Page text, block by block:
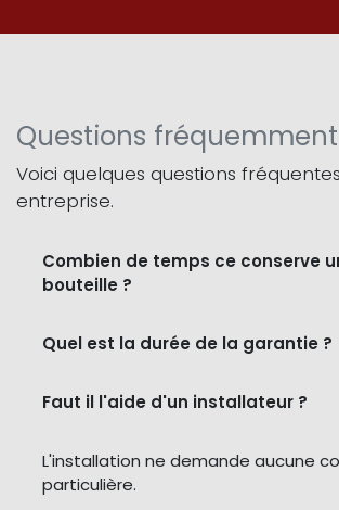
Questions
Voici quelques questions
entreprise.
Combien de temps ce conserve
bouteille ?
Quel est la durée de la garantie ?
Faut il l'aide d'un installateur ?
L'installation ne demande aucune
particulière.